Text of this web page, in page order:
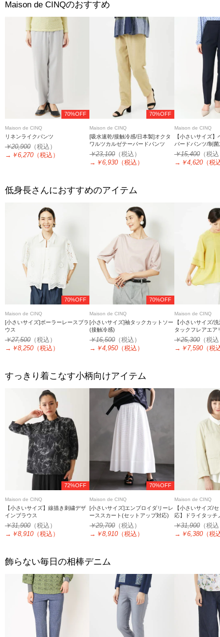
Maison de CINQのおすすめ
70%OFF
Maison de CINQ
リネンライクパンツ
￥20,900 （税込）
→ ￥6,270 （税込）
70%OFF
Maison de CINQ
[吸水速乾/接触冷感/日本製]オクタ
ワルツカルゼテーパードパンツ
￥23,100（税込）
→ ￥6,930 （税込）
Maison de CINQ
【小さいサイズ
パードパンツ/制
ットアップ対応
￥15,400（税
→ ￥4,620（税
低身長さんにおすすめのアイテム
70%OFF
Maison de CINQ
[小さいサイズ]ボーラーレースブラ
ウス
￥27,500 （税込）
→ ￥8,250 （税込）
70%OFF
Maison de CINQ
[小さいサイズ]袖タックカットソー
(接触冷感)
￥16,500（税込）
→ ￥4,950 （税込）
Maison de CINQ
【小さいサイズ/
タックフレアエア
￥25,300（税
→ ￥7,590（税
すっきり着こなす小柄向けアイテム
72%OFF
Maison de CINQ
【小さいサイズ】線描き刺繍デザ
インブラウス
￥31,900 （税込）
→ ￥8,910 （税込）
70%OFF
Maison de CINQ
[小さいサイズ]エンブロイダリーレ
ーススカート(セットアップ対応)
￥29,700（税込）
→ ￥8,910 （税込）
Maison de CINQ
【小さいサイズ/
応】ドライタッチ
ケット
￥31,900（税
→ ￥6,380（税
飾らない毎日の相棒デニム